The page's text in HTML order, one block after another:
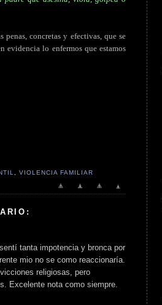
concretas y efectivas, que se
evidencia lo enfermos que estamos
VIOLENCIA FAMILIAR
tanta impotencia y bronca por
mio no se como reaccionaría.
religiosas, pero
Excelente nota como siempre.